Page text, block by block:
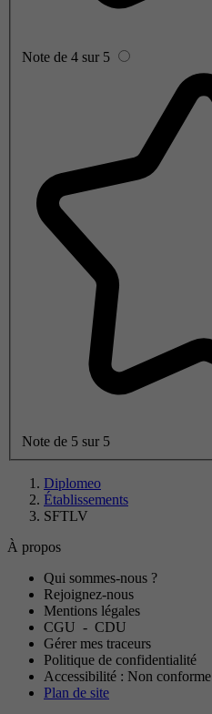
Note de 4 sur 5
Note de 5 sur 5
Diplomeo
Établissements
SFTLV
À propos
Qui sommes-nous ?
Rejoignez-nous
Mentions légales
CGU - CDU
Gérer mes traceurs
Politique de confidentialité
Accessibilité : Non conforme
Plan de site